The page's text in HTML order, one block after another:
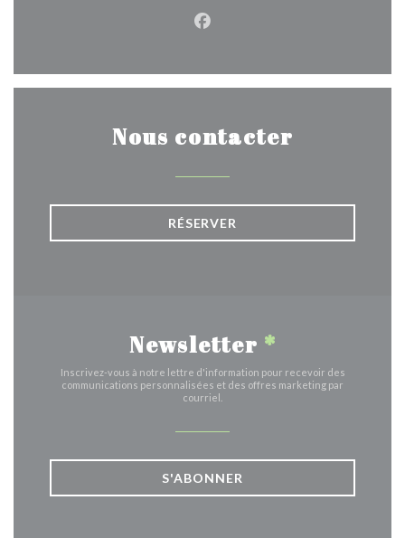
Facebook ((ouvre une
Nous contacter
RÉSERVER
Newsletter *
Inscrivez-vous à notre lettre d'information pour recevoir des
communications personnalisées et des offres marketing par
courriel.
S'ABONNER